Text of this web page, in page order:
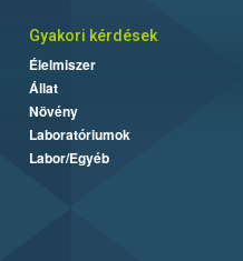
Gyakori kérdések
Élelmiszer
Állat
Növény
Laboratóriumok
Labor/Egyéb